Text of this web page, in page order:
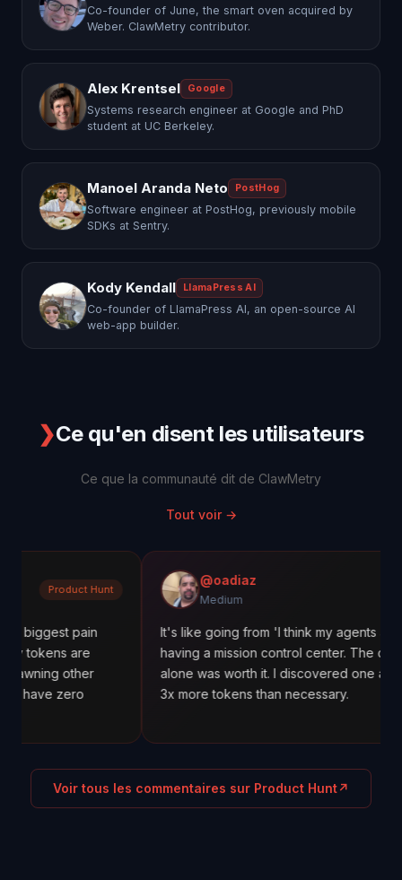
Co-founder of June, the smart oven acquired by
Weber. ClawMetry contributor.
Alex Krentsel Google
Systems research engineer at Google and PhD
student at UC Berkeley.
Manoel Aranda Neto PostHog
Software engineer at PostHog, previously mobile
SDKs at Sentry.
Kody Kendall LlamaPress AI
Co-founder of LlamaPress AI, an open-source AI
web-app builder.
❯Ce qu'en disent les utilisateurs
Ce que la communauté dit de ClawMetry
Tout voir→
@oadiaz
Medium
It's like going from 'I think my agents are working' to
having a mission control center. The cost tracking
alone was worth it. I discovered one agent was
3x more tokens than necessary.
Voir tous les commentaires sur Product Hunt↗